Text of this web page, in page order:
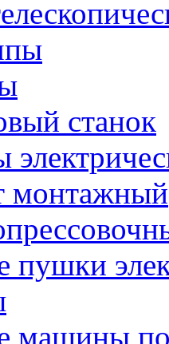
станок
монтажный
пушки
машины